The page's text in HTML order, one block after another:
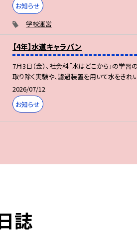
お知らせ
学校運営
【4年】水道キャラバン
7月3日（金）、社会科「水はどこから」の学
取り除く実験や、濾過装置を用いて水をきれ
2026/07/12
お知らせ
誌